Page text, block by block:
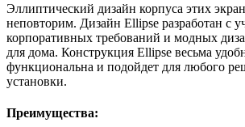
Эллиптический дизайн корпуса этих
неповторим. Дизайн Ellipse разработан с
корпоративных требований и модных
для дома. Конструкция Ellipse весьма
функциональна и подойдет для любого
установки.
Преимущества: